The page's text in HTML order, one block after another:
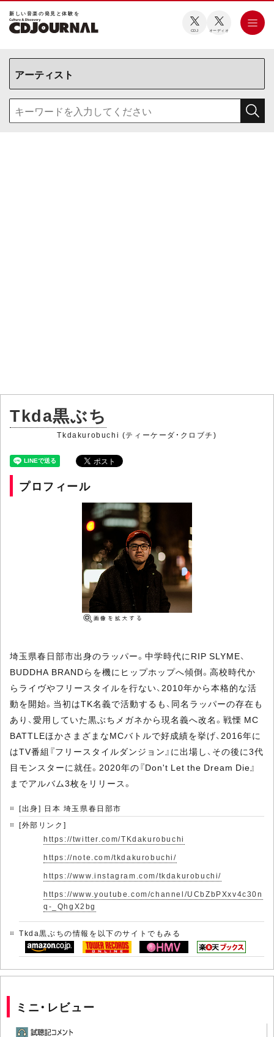
新しい⾳楽の発⾒と体験を
CDJ オーディオ
Tkda黒ぶち
Tkdakurobuchi (ティーケーダ・クロブチ)
プロフィール
埼玉県春日部市出身のラッパー。中学時代にRIP SLYME、
BUDDHA BRANDらを機にヒップホップへ傾倒。高校時代か
らライヴやフリースタイルを行ない、2010年から本格的な活
動を開始。当初はTK名義で活動するも、同名ラッパーの存在も
あり、愛用していた黒ぶちメガネから現名義へ改名。戦慄 MC
BATTLEほかさまざまなMCバトルで好成績を挙げ、2016年に
はTV番組『フリースタイルダンジョン』に出場し、その後に3代
目モンスターに就任。2020年の『Don't Let the Dream Die』
までアルバム3枚をリリース。
[出身] 日本 埼玉県春日部市
[外部リンク]
https://twitter.com/TKdakurobuchi
https://note.com/tkdakurobuchi/
https://www.instagram.com/tkdakurobuchi/
https://www.youtube.com/channel/UCbZbPXxv4c30n
q-_QhgX2bg
Tkda黒ぶちの情報を以下のサイトでもみる
ミニ・レビュー